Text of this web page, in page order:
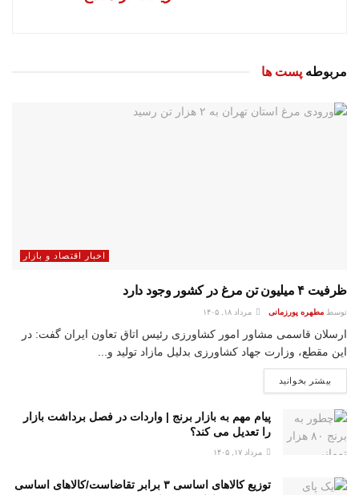
مربوطه پست ها
اخبار اقتصاد و بازار
ظرفیت ۴ میلیون تن مرغ در کشور وجود دارد
توسط مطهره پورزمانی مرداد ۱۸, ۱۴۰۵
ارسلان قاسمی مشاور امور کشاورزی رئیس اتاق تعاون ایران گفت: در
این مقطع، وزارت جهاد کشاورزی بدلیل مازاد تولید و...
بیشتر بخوانید
پیام مهم به بازار برنج | واردات در فصل برداشت بازار
را تعدیل می کند؟
مرداد ۱۷, ۱۴۰۵
توزیع کالاهای اساسی ۳ برابر تقاضاست/کالاهای اساسی